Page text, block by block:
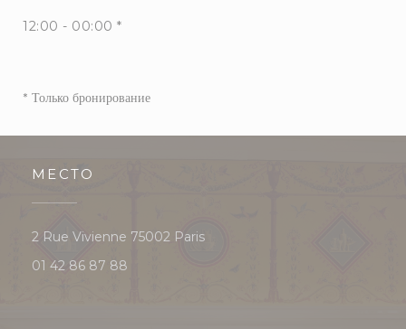
12:00 - 00:00 *
* Только бронирование
МЕСТО
2 Rue Vivienne 75002 Paris((открывается в новом окне))
01 42 86 87 88